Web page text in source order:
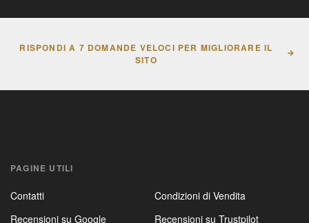
RISPONDI A 7 DOMANDE VELOCI PER MIGLIORARE IL
SITO
PAGINE UTILI
Contatti
Condizioni di Vendita
Recensioni su Google
Recensioni su Trustpilot